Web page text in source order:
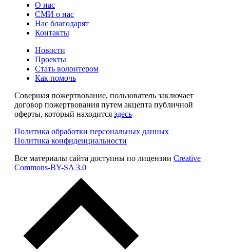
О нас
СМИ о нас
Нас благодарят
Контакты
Новости
Проекты
Стать волонтером
Как помочь
Совершая пожертвование, пользователь заключает
договор пожертвования путем акцепта публичной
оферты, который находится здесь
Политика обработки персональных данных
Политика конфиденциальности
Все материалы сайта доступны по лицензии Creative
Commons-BY-SA 3.0